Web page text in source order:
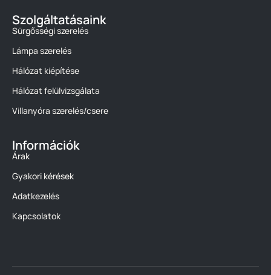
Szolgáltatásaink
Sürgősségi szerelés
Lámpa szerelés
Hálózat kiépítése
Hálózat felülvizsgálata
Villanyóra szerelés/csere
Információk
Árak
Gyakori kérések
Adatkezelés
Kapcsolatok